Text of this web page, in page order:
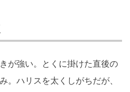
が強い。とくに掛けた直後の
。ハリスを太くしがちだが、